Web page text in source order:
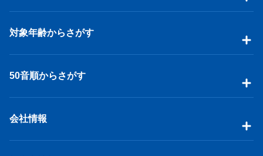
対象年齢からさがす
50音順からさがす
会社情報